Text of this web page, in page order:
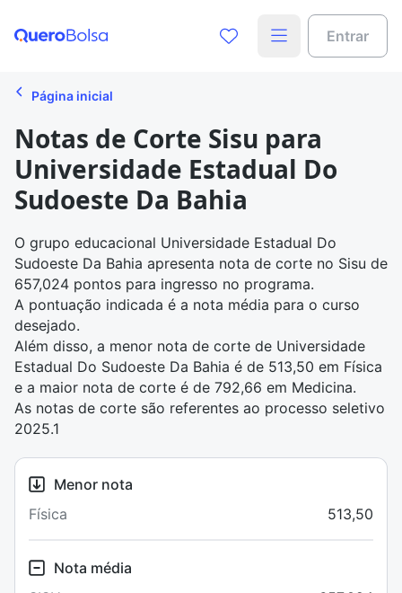
Entrar
Página inicial
Notas de Corte Sisu para
Universidade Estadual Do
Sudoeste Da Bahia
O grupo educacional Universidade Estadual Do
Sudoeste Da Bahia apresenta nota de corte no Sisu de
657,024 pontos para ingresso no programa.
A pontuação indicada é a nota média para o curso
desejado.
Além disso, a menor nota de corte de Universidade
Estadual Do Sudoeste Da Bahia é de 513,50 em Física
e a maior nota de corte é de 792,66 em Medicina.
As notas de corte são referentes ao processo seletivo
2025.1
Menor nota
Física
513,50
Nota média